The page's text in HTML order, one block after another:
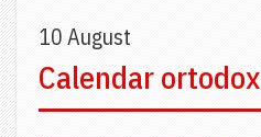
10 August
Calendar ortodox